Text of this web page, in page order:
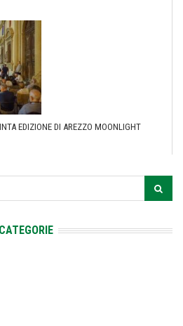
EDIZIONE DI AREZZO MOONLIGHT
CATEGORIE